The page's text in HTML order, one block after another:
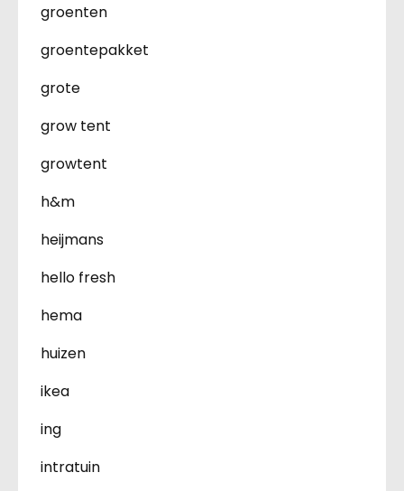
groenten
groentepakket
grote
grow tent
growtent
h&m
heijmans
hello fresh
hema
huizen
ikea
ing
intratuin